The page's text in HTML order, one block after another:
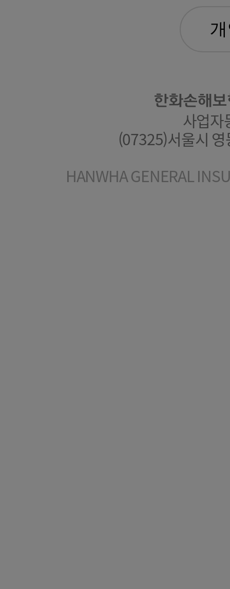
한화손해
사업
(07325)서울시
HANWHA GENERAL